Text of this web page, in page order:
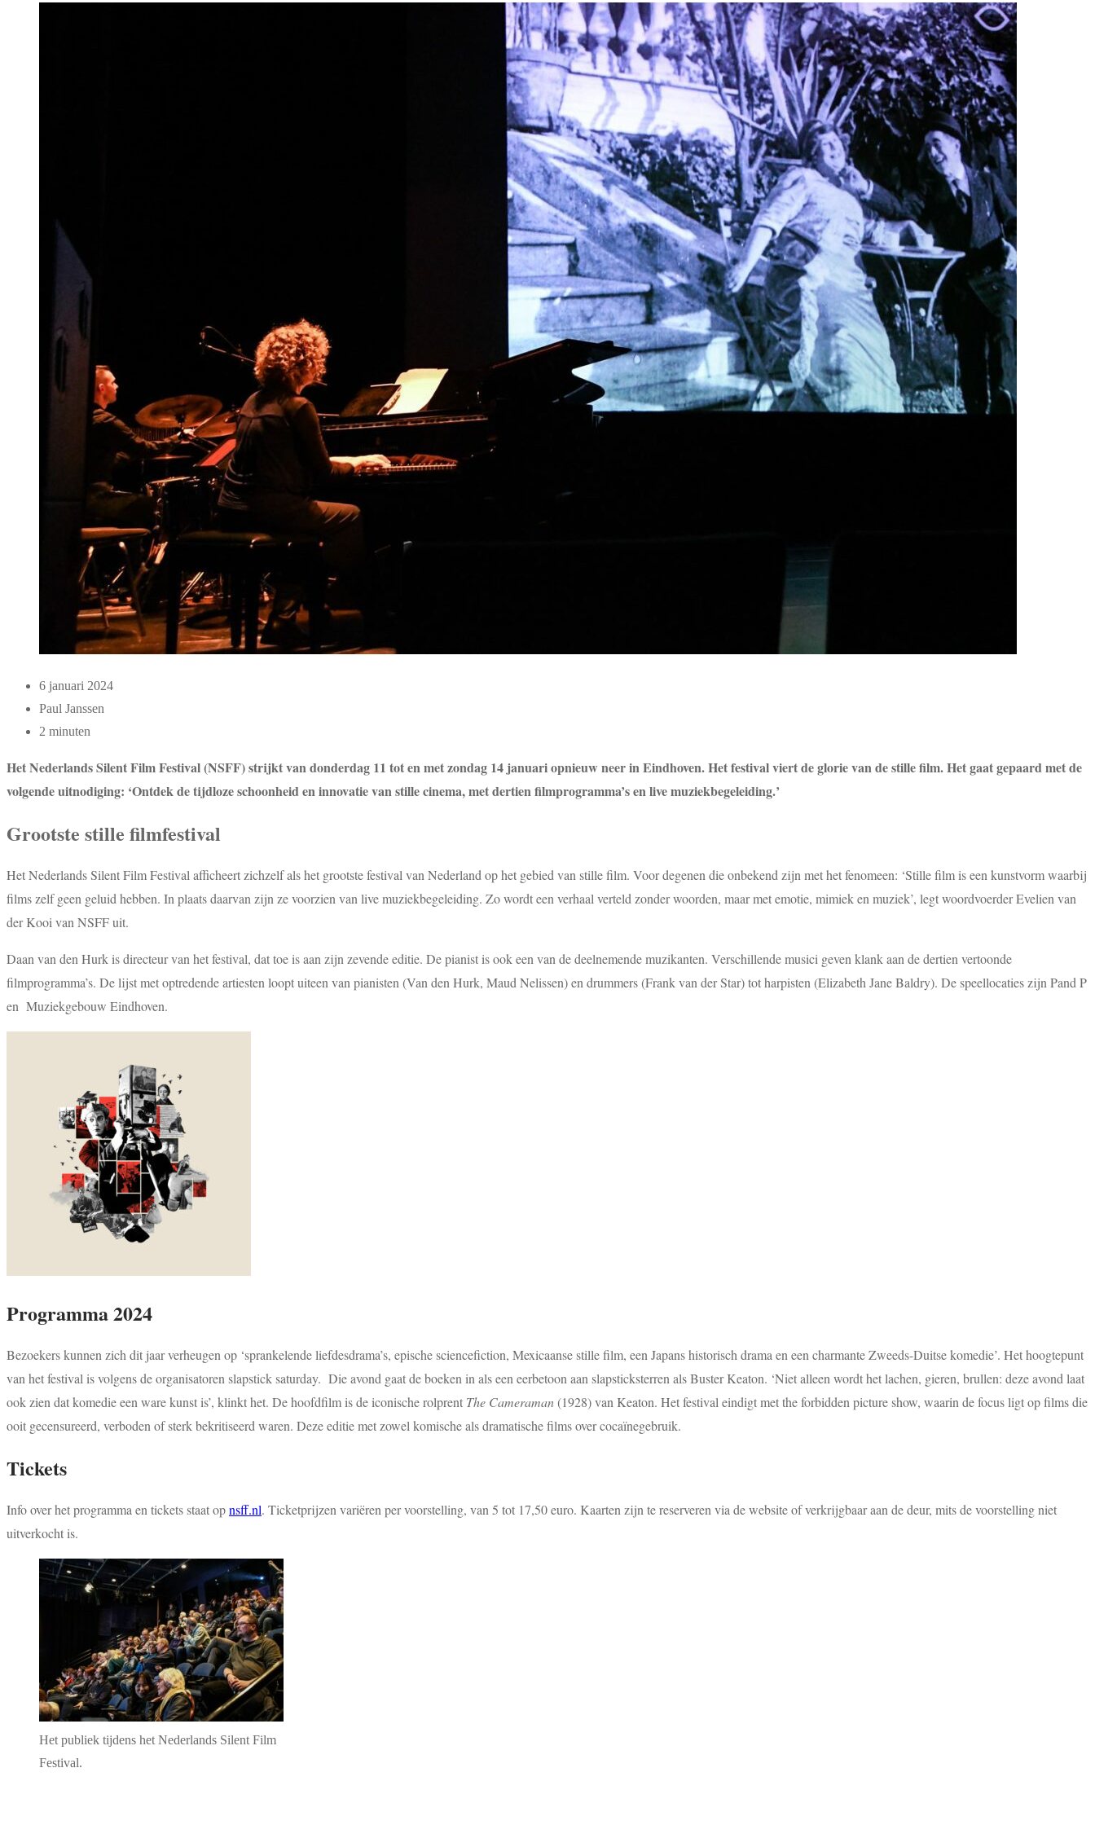
6 januari 2024
Paul Janssen
2 minuten
Het Nederlands Silent Film Festival (NSFF) strijkt van donderdag 11 tot en met zondag 14 januari opnieuw neer in Eindhoven. Het festival viert de glorie van de stille film. Het gaat gepaard met de
volgende uitnodiging: ‘Ontdek de tijdloze schoonheid en innovatie van stille cinema, met dertien filmprogramma’s en live muziekbegeleiding.’
Grootste stille filmfestival
Het Nederlands Silent Film Festival afficheert zichzelf als het grootste festival van Nederland op het gebied van stille film. Voor degenen die onbekend zijn met het fenomeen: ‘Stille film is een kunstvorm waarbij
films zelf geen geluid hebben. In plaats daarvan zijn ze voorzien van live muziekbegeleiding. Zo wordt een verhaal verteld zonder woorden, maar met emotie, mimiek en muziek’, legt woordvoerder Evelien van
der Kooi van NSFF uit.
Daan van den Hurk is directeur van het festival, dat toe is aan zijn zevende editie. De pianist is ook een van de deelnemende muzikanten. Verschillende musici geven klank aan de dertien vertoonde
filmprogramma’s. De lijst met optredende artiesten loopt uiteen van pianisten (Van den Hurk, Maud Nelissen) en drummers (Frank van der Star) tot harpisten (Elizabeth Jane Baldry). De speellocaties zijn Pand P
en Muziekgebouw Eindhoven.
Programma 2024
Bezoekers kunnen zich dit jaar verheugen op ‘sprankelende liefdesdrama’s, epische sciencefiction, Mexicaanse stille film, een Japans historisch drama en een charmante Zweeds-Duitse komedie’. Het hoogtepunt
van het festival is volgens de organisatoren slapstick saturday. Die avond gaat de boeken in als een eerbetoon aan slapsticksterren als Buster Keaton. ‘Niet alleen wordt het lachen, gieren, brullen: deze avond laat
ook zien dat komedie een ware kunst is’, klinkt het. De hoofdfilm is de iconische rolprent The Cameraman(1928) van Keaton. Het festival eindigt met the forbidden picture show, waarin de focus ligt op films die
ooit gecensureerd, verboden of sterk bekritiseerd waren. Deze editie met zowel komische als dramatische films over cocaïnegebruik.
Tickets
Info over het programma en tickets staat opnsff.nl. Ticketprijzen variëren per voorstelling, van 5 tot 17,50 euro. Kaarten zijn te reserveren via de website of verkrijgbaar aan de deur, mits de voorstelling niet
uitverkocht is.
Het publiek tijdens het Nederlands Silent Film
Festival.